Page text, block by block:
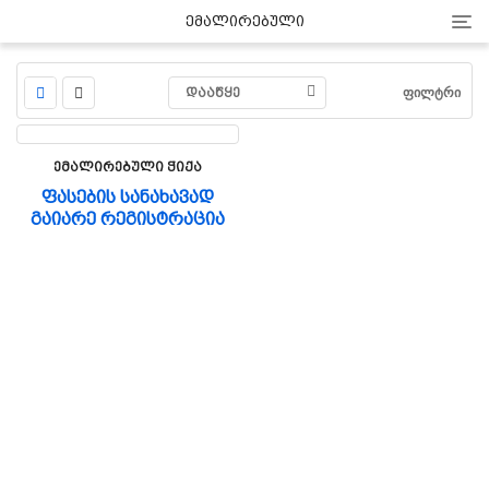
Ემალირებული
ᲓᲐᲐᲬᲧᲔ ᲤᲘᲚᲢᲠᲘ
Ემალირებული Ჭიქა
ფასების სანახავად
გაიარე რეგისტრაცია